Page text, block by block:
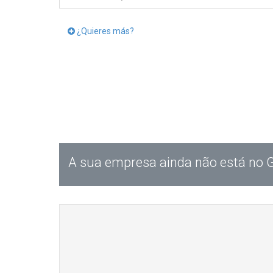
¿Quieres más?
A sua empresa ainda não está no